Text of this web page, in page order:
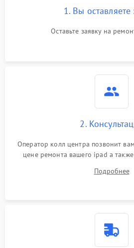
1. Вы оставляете
Оставьте заявку на
2.
Оператор колл центра позвонит
цене ремонта вашего ipad а
Подробнее